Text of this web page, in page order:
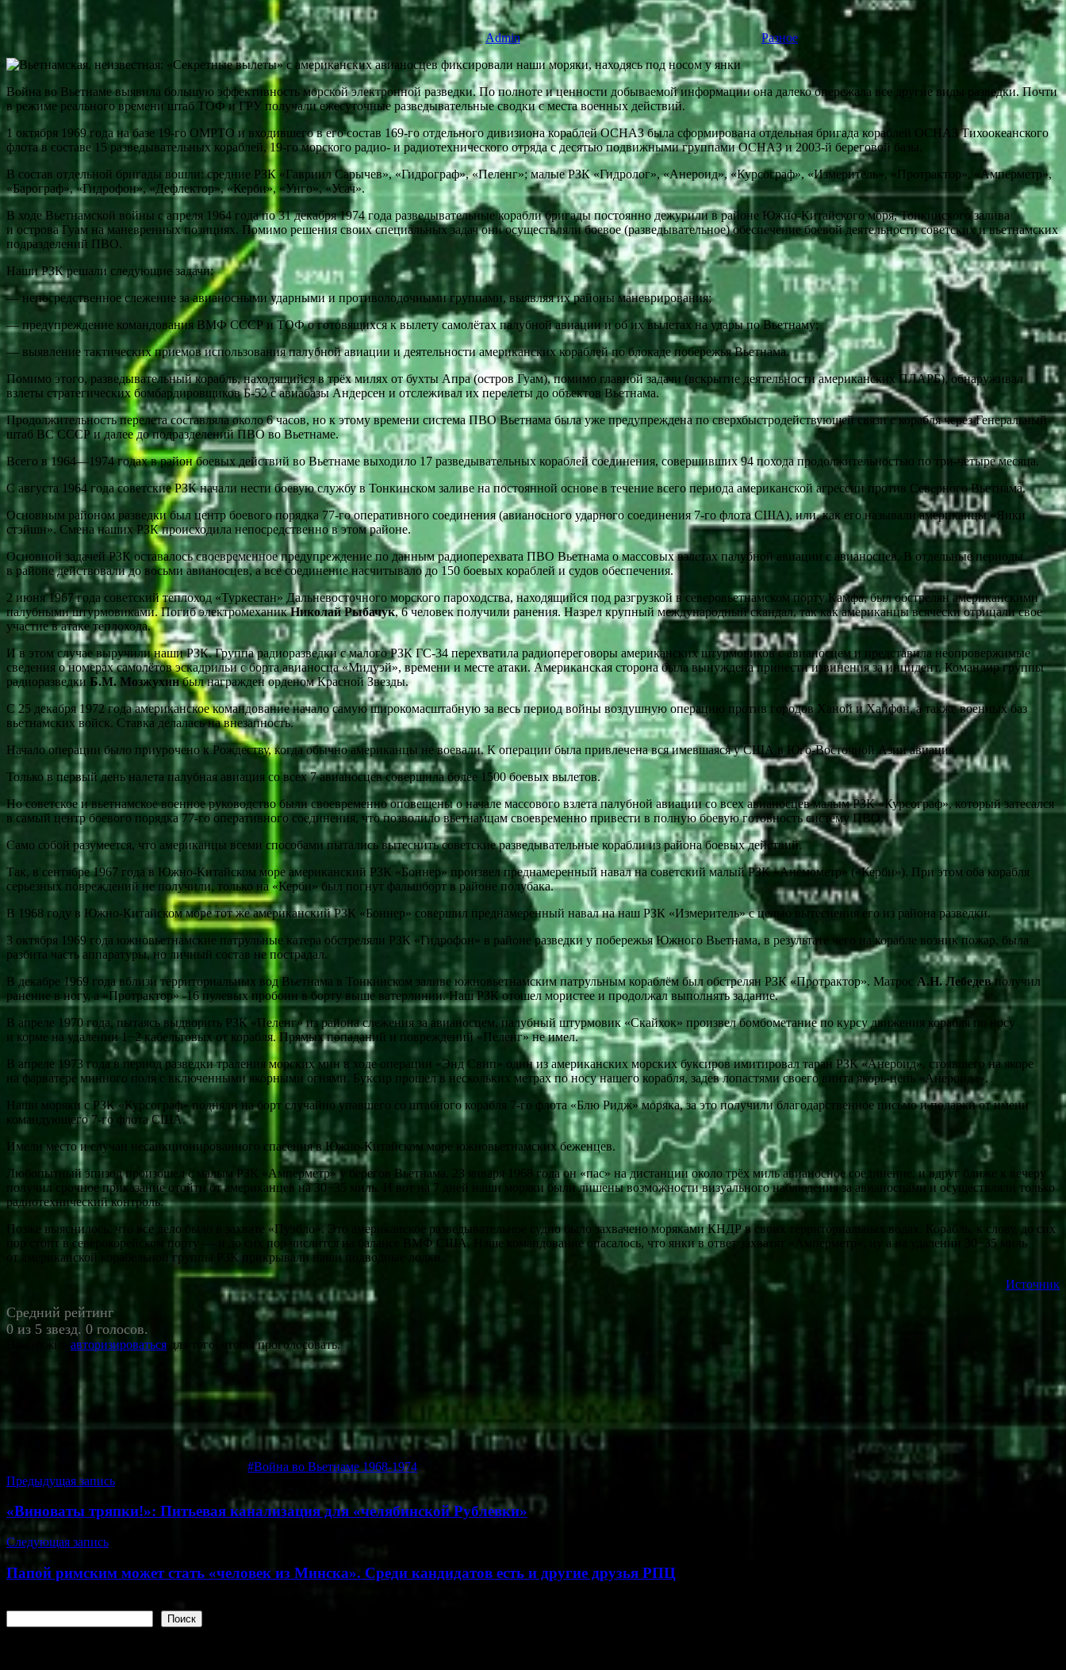
Admin Разное
Война во Вьетнаме выявила большую эффективность морской электронной разведки. По полноте и ценности добываемой информации она далеко опережала все другие виды разведки. Почти
в режиме реального времени штаб ТОФ и ГРУ получали ежесуточные разведывательные сводки с места военных действий.
1 октября 1969 года на базе 19-го ОМРТО и входившего в его состав 169-го отдельного дивизиона кораблей ОСНАЗ была сформирована отдельная бригада кораблей ОСНАЗ Тихоокеанского
флота в составе 15 разведывательных кораблей, 19-го морского радио- и радиотехнического отряда с десятью подвижными группами ОСНАЗ и 2003-й береговой базы.
В состав отдельной бригады вошли: средние РЗК «Гавриил Сарычев», «Гидрограф», «Пеленг»; малые РЗК «Гидролог», «Анероид», «Курсограф», «Измеритель», «Протрактор», «Амперметр»,
«Барограф», «Гидрофон», «Дефлектор», «Керби», «Унго», «Усач».
В ходе Вьетнамской войны с апреля 1964 года по 31 декабря 1974 года разведывательные корабли бригады постоянно дежурили в районе Южно-Китайского моря, Тонкинского залива
и острова Гуам на маневренных позициях. Помимо решения своих специальных задач они осуществляли боевое (разведывательное) обеспечение боевой деятельности советских и вьетнамских
подразделений ПВО.
Наши РЗК решали следующие задачи:
— непосредственное слежение за авианосными ударными и противолодочными группами, выявляя их районы маневрирования;
— предупреждение командования ВМФ СССР и ТОФ о готовящихся к вылету самолётах палубной авиации и об их вылетах на удары по Вьетнаму;
— выявление тактических приемов использования палубной авиации и деятельности американских кораблей по блокаде побережья Вьетнама.
Помимо этого, разведывательный корабль, находящийся в трёх милях от бухты Апра (остров Гуам), помимо главной задачи (вскрытие деятельности американских ПЛАРБ), обнаруживал
взлеты стратегических бомбардировщиков Б-52 с авиабазы Андерсен и отслеживал их перелеты до объектов Вьетнама.
Продолжительность перелета составляла около 6 часов, но к этому времени система ПВО Вьетнама была уже предупреждена по сверхбыстродействующей связи с корабля через Генеральный
штаб ВС СССР и далее до подразделений ПВО во Вьетнаме.
Всего в 1964—1974 годах в район боевых действий во Вьетнаме выходило 17 разведывательных кораблей соединения, совершивших 94 похода продолжительностью по три-четыре месяца.
С августа 1964 года советские РЗК начали нести боевую службу в Тонкинском заливе на постоянной основе в течение всего периода американской агрессии против Северного Вьетнама.
Основным районом разведки был центр боевого порядка 77-го оперативного соединения (авианосного ударного соединения 7-го флота США), или, как его называли американцы «Янки
стэйшн». Смена наших РЗК происходила непосредственно в этом районе.
Основной задачей РЗК оставалось своевременное предупреждение по данным радиоперехвата ПВО Вьетнама о массовых взлетах палубной авиации с авианосцев. В отдельные периоды
в районе действовали до восьми авианосцев, а все соединение насчитывало до 150 боевых кораблей и судов обеспечения.
2 июня 1967 года советский теплоход «Туркестан» Дальневосточного морского пароходства, находящийся под разгрузкой в северовьетнамском порту Камфа, был обстрелян американскими
палубными штурмовиками. Погиб электромеханикНиколай Рыбачук, 6 человек получили ранения. Назрел крупный международный скандал, так как американцы всячески отрицали свое
участие в атаке теплохода.
И в этом случае выручили наши РЗК. Группа радиоразведки с малого РЗК ГС-34 перехватила радиопереговоры американских штурмовиков с авианосцем и представила неопровержимые
сведения о номерах самолётов эскадрильи с борта авианосца «Мидуэй», времени и месте атаки. Американская сторона была вынуждена принести извинения за инцидент. Командир группы
радиоразведки Б.М. Мозжухинбыл награжден орденом Красной Звезды.
С 25 декабря 1972 года американское командование начало самую широкомасштабную за весь период войны воздушную операцию против городов Ханой и Хайфон, а также военных баз
вьетнамских войск. Ставка делалась на внезапность.
Начало операции было приурочено к Рождеству, когда обычно американцы не воевали. К операции была привлечена вся имевшаяся у США в Юго-Восточной Азии авиация.
Только в первый день налета палубная авиация со всех 7 авианосцев совершила более 1500 боевых вылетов.
Но советское и вьетнамское военное руководство были своевременно оповещены о начале массового взлета палубной авиации со всех авианосцев малым РЗК «Курсограф», который затесался
в самый центр боевого порядка 77-го оперативного соединения, что позволило вьетнамцам своевременно привести в полную боевую готовность систему ПВО.
Само собой разумеется, что американцы всеми способами пытались вытеснить советские разведывательные корабли из района боевых действий.
Так, в сентябре 1967 года в Южно-Китайском море американский РЗК «Боннер» произвел преднамеренный навал на советский малый РЗК «Анемометр» («Керби»). При этом оба корабля
серьезных повреждений не получили, только на «Керби» был погнут фальшборт в районе полубака.
В 1968 году в Южно-Китайском море тот же американский РЗК «Боннер» совершил преднамеренный навал на наш РЗК «Измеритель» с целью вытеснения его из района разведки.
3 октября 1969 года южновьетнамские патрульные катера обстреляли РЗК «Гидрофон» в районе разведки у побережья Южного Вьетнама, в результате чего на корабле возник пожар, была
разбита часть аппаратуры, но личный состав не пострадал.
В декабре 1969 года вблизи территориальных вод Вьетнама в Тонкинском заливе южновьетнамским патрульным кораблём был обстрелян РЗК «Протрактор». Матрос А.Н. Лебедевполучил
ранение в ногу, а «Протрактор» -16 пулевых пробоин в борту выше ватерлинии. Наш РЗК отошел мористее и продолжал выполнять задание.
В апреле 1970 года, пытаясь выдворить РЗК «Пеленг» из района слежения за авианосцем, палубный штурмовик «Скайхок» произвел бомбометание по курсу движения корабля по носу
и корме на удалении 1−2 кабельтовых от корабля. Прямых попаданий и повреждений «Пеленг» не имел.
В апреле 1973 года в период разведки траления морских мин в ходе операции «Энд Свип» один из американских морских буксиров имитировал таран РЗК «Анероид», стоявшего на якоре
на фарватере минного поля с включенными якорными огнями. Буксир прошел в нескольких метрах по носу нашего корабля, задев лопастями своего винта якорь-цепь «Анероида».
Наши моряки с РЗК «Курсограф» подняли на борт случайно упавшего со штабного корабля 7-го флота «Блю Ридж» моряка, за это получили благодарственное письмо и подарки от имени
командующего 7-го флота США.
Имели место и случаи несанкционированного спасения в Южно-Китайском море южновьетнамских беженцев.
Любопытный эпизод произошел с малым РЗК «Амперметр» у берегов Вьетнама. 23 января 1968 года он «пас» на дистанции около трёх миль авианосное соединение, и вдруг ближе к вечеру
получил срочное приказание отойти от американцев на 30−35 миль. И вот на 7 дней наши моряки были лишены возможности визуального наблюдения за авианосцами и осуществляли только
радиотехнический контроль.
Позже выяснилось, что все дело было в захвате «Пуэбло». Это американское разведывательное судно было захвачено моряками КНДР в своих территориальных водах. Корабль, к слову, до сих
пор стоит в северокорейском порту — и до сих пор числится на балансе ВМФ США. Наше командование опасалось, что янки в ответ захватят «Амперметр», ну а на удалении 30−35 миль
от американской корабельной группы РЗК прикрывали наши подводные лодки.
Источник
Средний рейтинг
0 из 5 звезд. 0 голосов.
Вам нужно авторизироваться для того, чтобы проголосовать.
#Война во Вьетнаме 1968-1974
Навигация
по
записям
Предыдущая запись
«Виноваты тряпки!»: Питьевая канализация для «челябинской Рублевки»
Следующая запись
Папой римским может стать «человек из Минска». Среди кандидатов есть и другие друзья РПЦ
Поиск